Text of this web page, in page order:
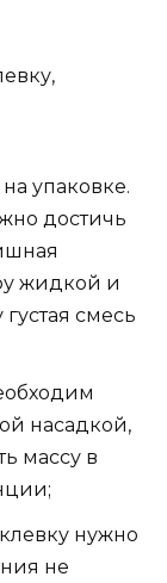
упаковке.
достичь
жидкой и
смесь
насадкой,
массу в
нужно
не